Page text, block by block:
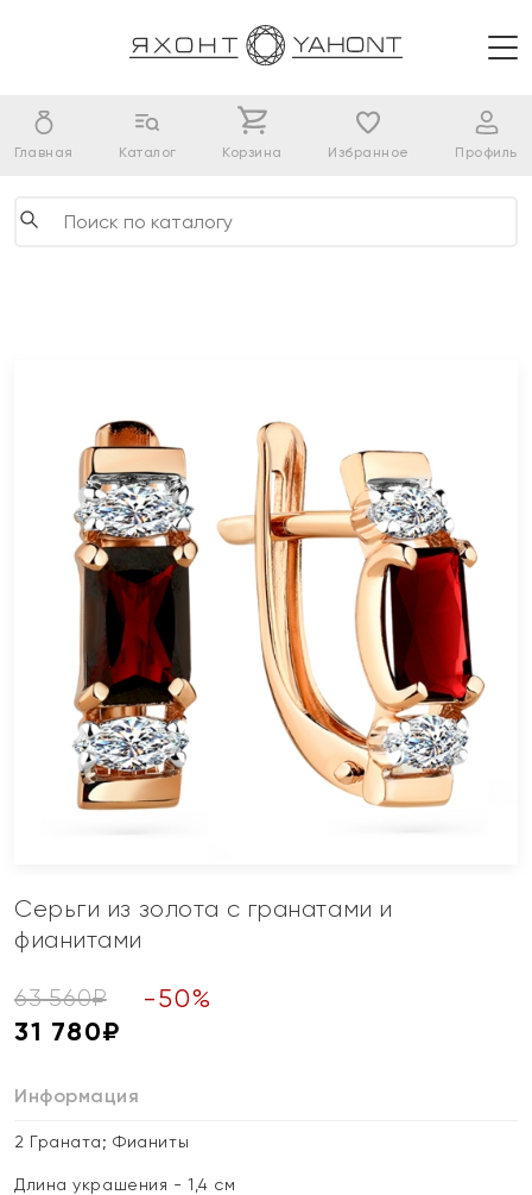
Главная Каталог Корзина Избранное Профиль
Серьги из золота с гранатами и
фианитами
63 560₽ -50%
31 780₽
Информация
2 Граната; Фианиты
Длина украшения - 1,4 см